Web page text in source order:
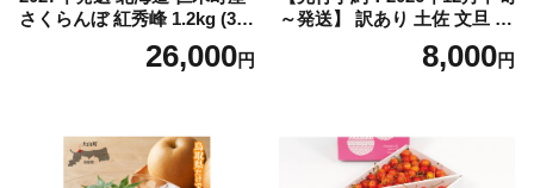
さくらんぼ 紅秀峰 1.2kg (300
g×4パック) Lサイズ以上 旬
桜桃 産地直送 サクランボ チ
26,000円
～発送】 訳あり 土佐 文旦 8k
g (Mサイズ以上サイズミック
ス) 8000円 わけあり ぶんた
産 農家直送 期間限定 特産品
サイズミックス くらもとフ
ァーム 愛南町 愛媛県
8,000円